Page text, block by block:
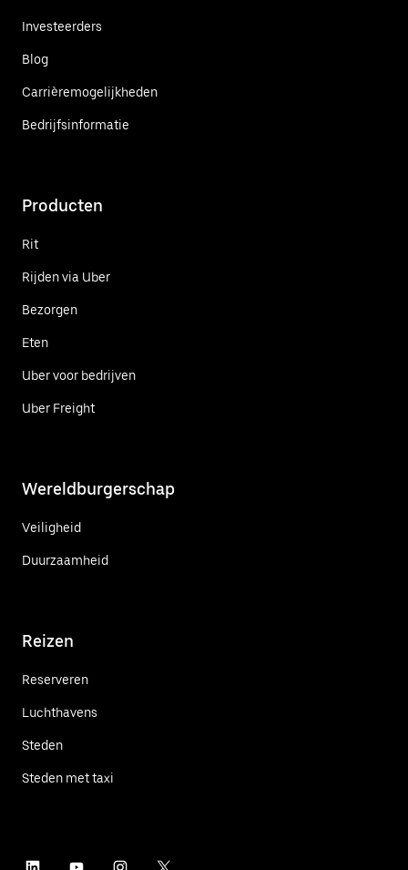
Investeerders
Blog
Carrièremogelijkheden
Bedrijfsinformatie
Producten
Rit
Rijden via Uber
Bezorgen
Eten
Uber voor bedrijven
Uber Freight
Wereldburgerschap
Veiligheid
Duurzaamheid
Reizen
Reserveren
Luchthavens
Steden
Steden met taxi